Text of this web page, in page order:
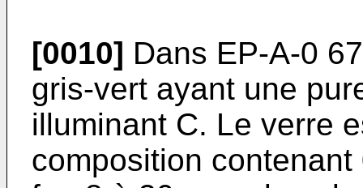
[0010] Dans EP-A-0
gris-vert ayant une
illuminant C. Le verre
composition